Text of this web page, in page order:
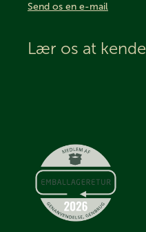
Send os en e-mail
Lær os at kende